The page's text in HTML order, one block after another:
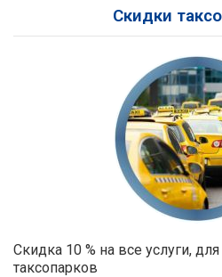
Скидки
Скидка 10 % на все услуги,
таксопарков